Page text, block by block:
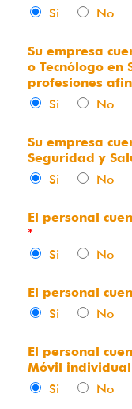
Si
No
Su empresa
o Tecnólogo en
profesiones
Si
No
Su empresa
Seguridad y
Si
No
El personal
*
Si
No
El personal
Si
No
El personal
Móvil individual
Si
No